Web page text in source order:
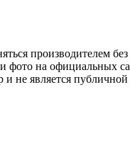
производителем
фото на официальных
не является